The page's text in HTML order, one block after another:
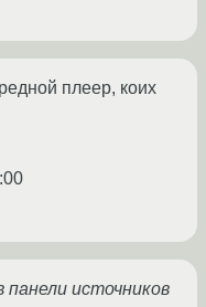
плеер, коих
источников